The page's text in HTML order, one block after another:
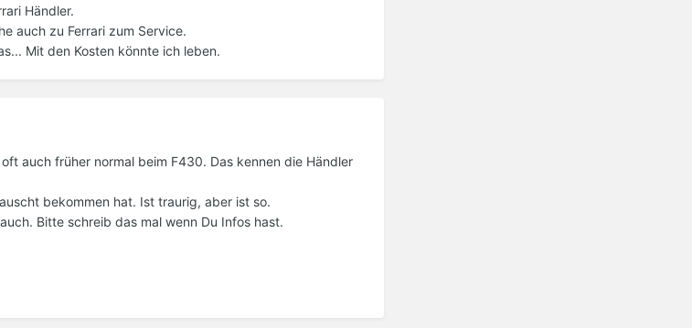
Händler.
auch zu Ferrari zum Service.
Mit den Kosten könnte ich leben.
auch früher normal beim F430. Das kennen die Händler
bekommen hat. Ist traurig, aber ist so.
Bitte schreib das mal wenn Du Infos hast.